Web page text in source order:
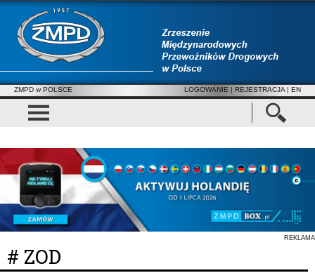
ZMPD w POLSCE LOGOWANIE | REJESTRACJA | EN
REKLAMA
# ZOD